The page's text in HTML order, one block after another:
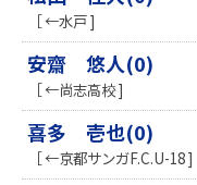
［ ←水戸 ]
安齋 悠人(0)
［ ←尚志高校 ]
喜多 壱也(0)
［ ←京都サンガF.C.U-18 ]